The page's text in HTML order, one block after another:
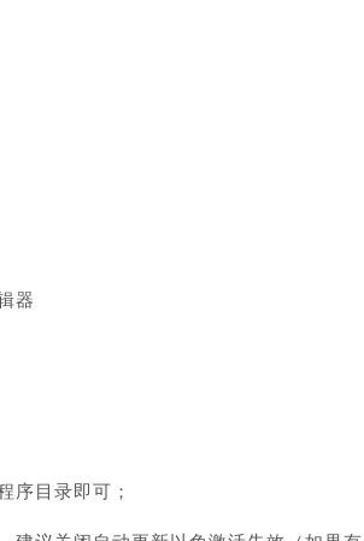
器
序目录即可；